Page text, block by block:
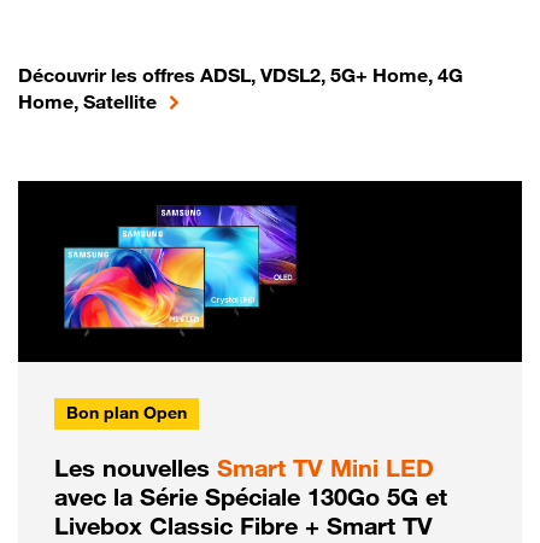
Découvrir les offres ADSL, VDSL2, 5G+ Home, 4G
Home, Satellite
Bon plan Open
Les nouvelles Smart TV Mini LED
avec la Série Spéciale 130Go 5G et
Livebox Classic Fibre + Smart TV